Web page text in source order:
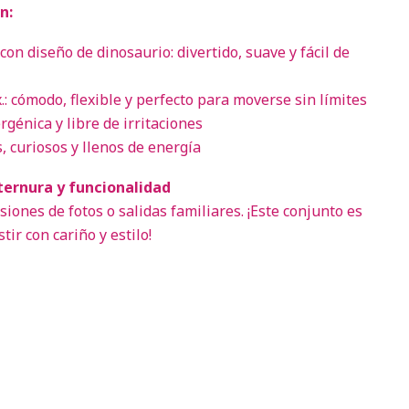
diseño de dinosaurio: divertido, suave y fácil de
cómodo, flexible y perfecto para moverse sin límites
y libre de irritaciones
curiosos y llenos de energía
y funcionalidad
de fotos o salidas familiares. ¡Este conjunto es
con cariño y estilo!